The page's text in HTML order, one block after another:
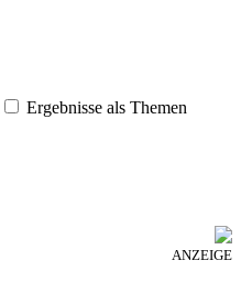
Ergebnisse als Themen
ANZEIGE